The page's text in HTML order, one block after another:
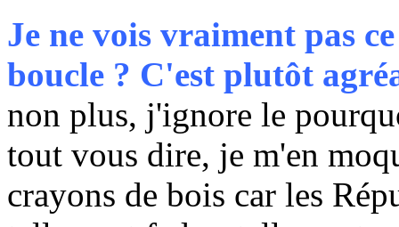
Je ne vois vraiment pas
boucle ? C'est plutôt
non plus, j'ignore le
tout vous dire, je m'en
crayons de bois car les